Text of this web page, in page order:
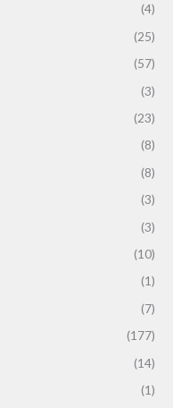
(4)
(25)
(57)
(3)
(23)
(8)
(8)
(3)
(3)
(10)
(1)
(7)
(177)
(14)
(1)